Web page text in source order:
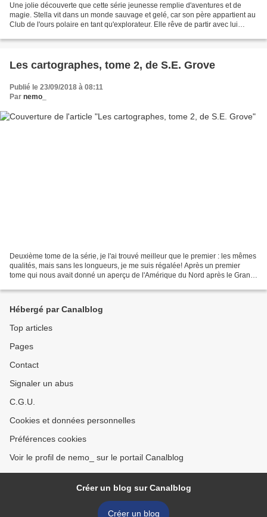
Une jolie découverte que cette série jeunesse remplie d'aventures et de
magie. Stella vit dans un monde sauvage et gelé, car son père appartient au
Club de l'ours polaire en tant qu'explorateur. Elle rêve de partir avec lui
Les cartographes, tome 2, de S.E. Grove
Publié le 23/09/2018 à 08:11
Par nemo_
Deuxième tome de la série, je l'ai trouvé meilleur que le premier : les mêmes
qualités, mais sans les longueurs, je me suis régalée! Après un premier
tome qui nous avait donné un aperçu de l'Amérique du Nord après le Grand
Hébergé par Canalblog
Top articles
Pages
Contact
Signaler un abus
C.G.U.
Cookies et données personnelles
Préférences cookies
Voir le profil de nemo_ sur le portail Canalblog
Créer un blog sur Canalblog
Créer un blog